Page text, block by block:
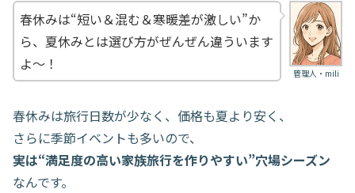
管理人・mili
春休みは“短い＆混む＆寒暖差が激しい”か
ら、夏休みとは選び方がぜんぜん違ういます
よ〜！
春休みは旅行日数が少なく、価格も夏より安く、
さらに季節イベントも多いので、
実は“満足度の高い家族旅行を作りやすい”穴場シーズン
なんです。